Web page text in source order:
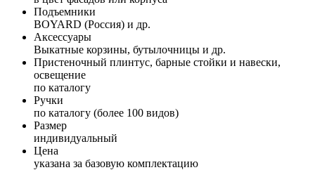
Подъемники
BOYARD (Россия) и др.
Аксессуары
Выкатные корзины, бутылочницы и др.
Пристеночный плинтус, барные стойки и навески,
освещение
по каталогу
Ручки
по каталогу (более 100 видов)
Размер
индивидуальный
Цена
указана за базовую комплектацию